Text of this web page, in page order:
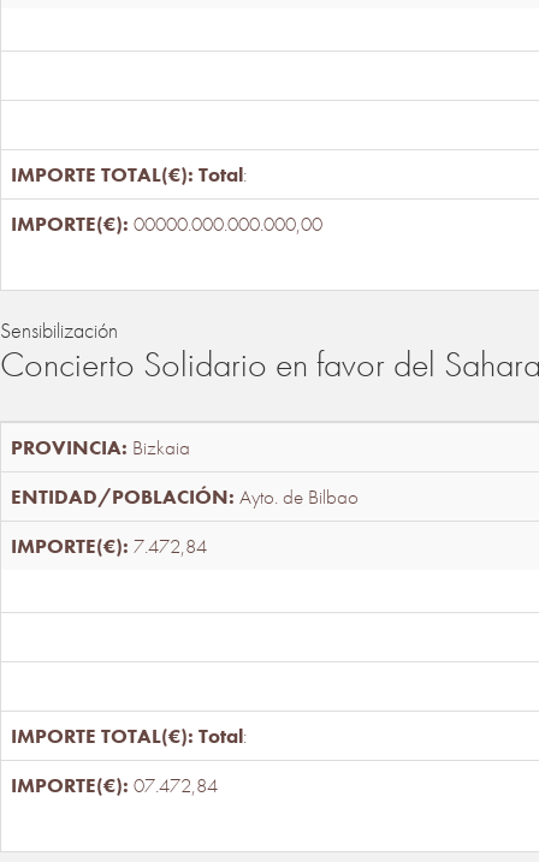
Total:
00000.000.000.000,00
Sensibilización
Concierto Solidario en favor del
Bizkaia
Ayto. de Bilbao
7.472,84
Total:
07.472,84